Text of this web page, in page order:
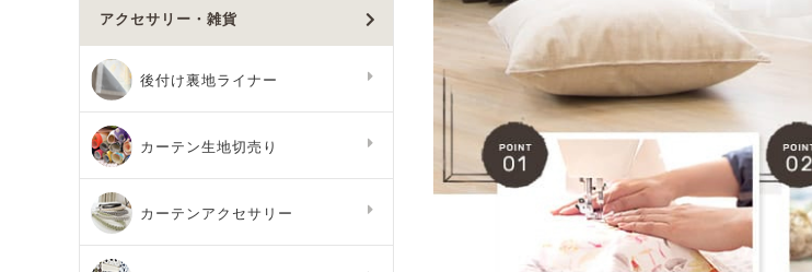
アクセサリー・雑貨
後付け裏地ライナー
カーテン生地切売り
カーテンアクセサリー